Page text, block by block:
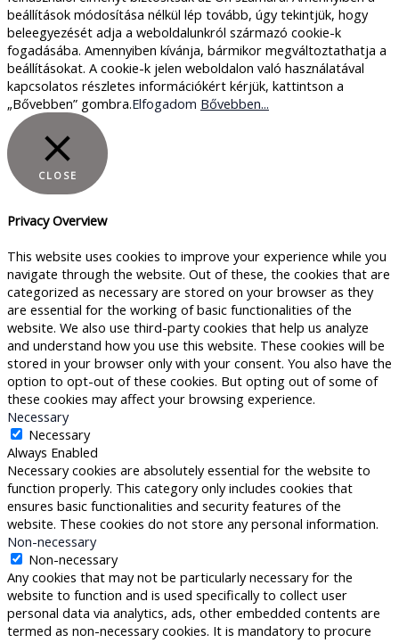
beállítások módosítása nélkül lép tovább, úgy tekintjük, hogy
beleegyezését adja a weboldalunkról származó cookie-k
fogadásába. Amennyiben kívánja, bármikor megváltoztathatja a
beállításokat. A cookie-k jelen weboldalon való használatával
kapcsolatos részletes információkért kérjük, kattintson a
„Bővebben” gombra.Elfogadom Bővebben...
CLOSE
Privacy Overview
This website uses cookies to improve your experience while you
navigate through the website. Out of these, the cookies that are
categorized as necessary are stored on your browser as they
are essential for the working of basic functionalities of the
website. We also use third-party cookies that help us analyze
and understand how you use this website. These cookies will be
stored in your browser only with your consent. You also have the
option to opt-out of these cookies. But opting out of some of
these cookies may affect your browsing experience.
Necessary
Necessary
Always Enabled
Necessary cookies are absolutely essential for the website to
function properly. This category only includes cookies that
ensures basic functionalities and security features of the
website. These cookies do not store any personal information.
Non-necessary
Non-necessary
Any cookies that may not be particularly necessary for the
website to function and is used specifically to collect user
personal data via analytics, ads, other embedded contents are
termed as non-necessary cookies. It is mandatory to procure